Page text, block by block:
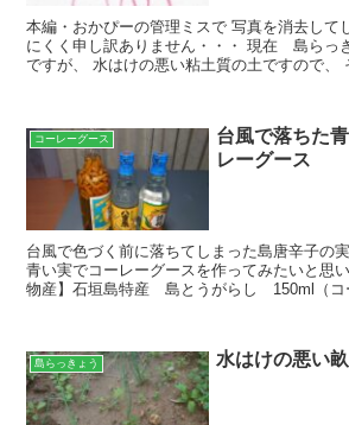
本編・おかぴーの管理ミスで 写真を消去して
にくく申し訳ありません・・・ 現在 島らっ
ですが、 水はけの悪い粘土質の土ですので
コーレーグース
台風で落ちた
レーグース
台風で色づく前に落ちてしまった島唐辛子の
青い実でコーレーグースを作ってみたいと思
物産】石垣島特産 島とうがらし 150ml（コ
島らっきょう 水はけの悪い畝